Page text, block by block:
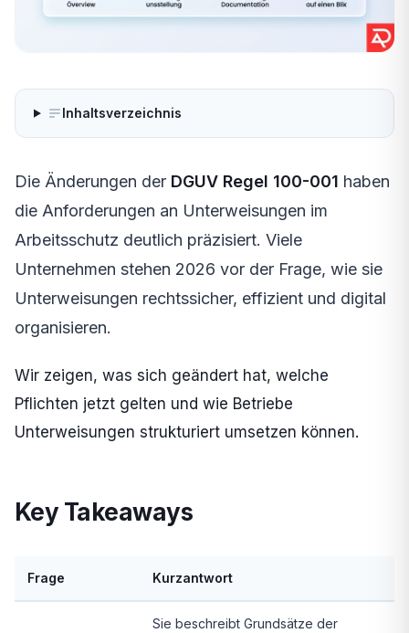
Inhaltsverzeichnis
Die Änderungen der DGUV Regel 100-001 haben
die Anforderungen an Unterweisungen im
Arbeitsschutz deutlich präzisiert. Viele
Unternehmen stehen 2026 vor der Frage, wie sie
Unterweisungen rechtssicher, effizient und digital
organisieren.
Wir zeigen, was sich geändert hat, welche
Pflichten jetzt gelten und wie Betriebe
Unterweisungen strukturiert umsetzen können.
Key Takeaways
Frage Kurzantwort
Sie beschreibt Grundsätze der